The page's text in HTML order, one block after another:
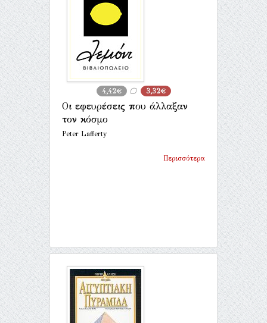
4,42€ 3,32€
Οι εφευρέσεις που άλλαξαν
τον κόσμο
Peter Lafferty
Περισσότερα